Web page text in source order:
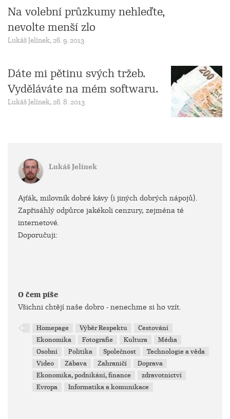
Na volební průzkumy nehleďte,
nevolte menší zlo
Lukáš Jelínek, 26. 9. 2013
Dáte mi pětinu svých tržeb.
Vyděláváte na mém softwaru.
Lukáš Jelínek, 26. 8. 2013
Lukáš Jelínek
Ajťák, milovník dobré kávy (i jiných dobrých nápojů).
Zapřisáhlý odpůrce jakékoli cenzury, zejména té
internetové.
Doporučuji:
O čem píše
Všichni chtějí naše dobro - nenechme si ho vzít.
Homepage Výběr Respektu
Cestování
Ekonomika
Fotografie Kultura
Média
Osobní
Politika Společnost
Technologie a věda
Video
Zábava Zahraničí
Doprava
Ekonomika, podnikání, finance
zdravotnictví
Evropa
Informatika a komunikace